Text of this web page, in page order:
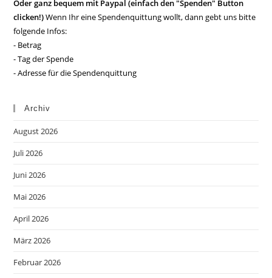
Oder ganz bequem mit Paypal (einfach den "Spenden" Button
clicken!)Wenn Ihr eine Spendenquittung wollt, dann gebt uns bitte
folgende Infos:
- Betrag
- Tag der Spende
- Adresse für die Spendenquittung
Archiv
August 2026
Juli 2026
Juni 2026
Mai 2026
April 2026
März 2026
Februar 2026